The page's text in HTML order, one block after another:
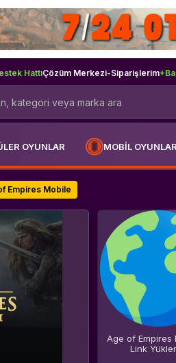
HattıÇözüm Merkezi-Siparişlerim
OYUNLAR MOBİL OYUNLAR
Empires Mobile
Age of Empires
Link